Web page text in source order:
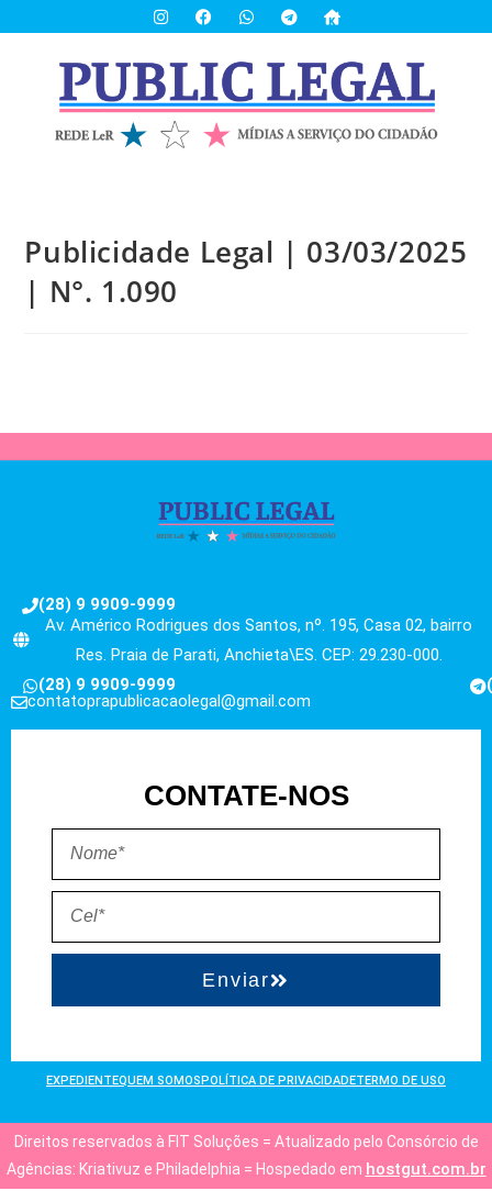
Publicidade Legal | 03/03/2025
| N°. 1.090
(28) 9 9909-9999
Av. Américo Rodrigues dos Santos, nº. 195, Casa 02, bairro
Res. Praia de Parati, Anchieta\ES. CEP: 29.230-000.
(28) 9 9909-9999
contatoprapublicacaolegal@gmail.com
CONTATE-NOS
Enviar
EXPEDIENTEQUEM SOMOSPOLÍTICA DE PRIVACIDADETERMO DE USO
Direitos reservados à FIT Soluções = Atualizado pelo Consórcio de
Agências: Kriativuz e Philadelphia = Hospedado em hostgut.com.br